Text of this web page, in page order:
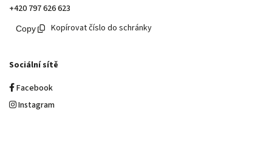
+420 797 626 623
Kopírovat číslo do schránky
Sociální sítě
Facebook
Instagram